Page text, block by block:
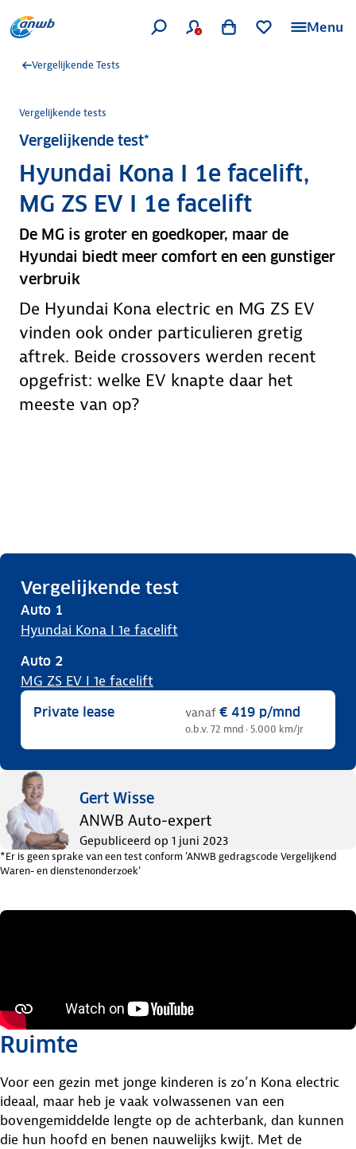
Menu
Vergelijkende Tests
Vergelijkende tests
Vergelijkende test*
Hyundai Kona I 1e facelift,
MG ZS EV I 1e facelift
De MG is groter en goedkoper, maar de
Hyundai biedt meer comfort en een gunstiger
verbruik
De Hyundai Kona electric en MG ZS EV
vinden ook onder particulieren gretig
aftrek. Beide crossovers werden recent
opgefrist: welke EV knapte daar het
meeste van op?
Vergelijkende test
Auto 1
Hyundai Kona I 1e facelift
Auto 2
MG ZS EV I 1e facelift
Private lease vanaf € 419 p/mnd
o.b.v. 72 mnd · 5.000 km/jr
Gert Wisse
ANWB Auto-expert
Gepubliceerd op 1 juni 2023
*Er is geen sprake van een test conform 'ANWB gedragscode Vergelijkend
Waren- en dienstenonderzoek'
Ruimte
Voor een gezin met jonge kinderen is zo’n Kona electric
ideaal, maar heb je vaak volwassenen van een
bovengemiddelde lengte op de achterbank, dan kunnen
die hun hoofd en benen nauwelijks kwijt. Met de